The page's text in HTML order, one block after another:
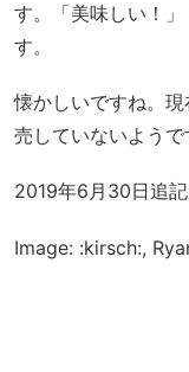
す。「美味しい！
す。
懐かしいですね。
売していないようで
2019年6月30日追記
Image: :kirsch:,